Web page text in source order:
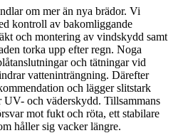
om mer än nya brädor. Vi
kontroll av bakomliggande
och montering av vindskydd samt
torka upp efter regn. Noga
och tätningar vid
vatteninträngning. Därefter
och lägger slitstark
och väderskydd. Tillsammans
mot fukt och röta, ett stabilare
håller sig vacker längre.